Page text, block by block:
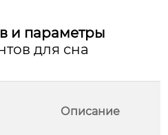
и параметры
для сна
Описание